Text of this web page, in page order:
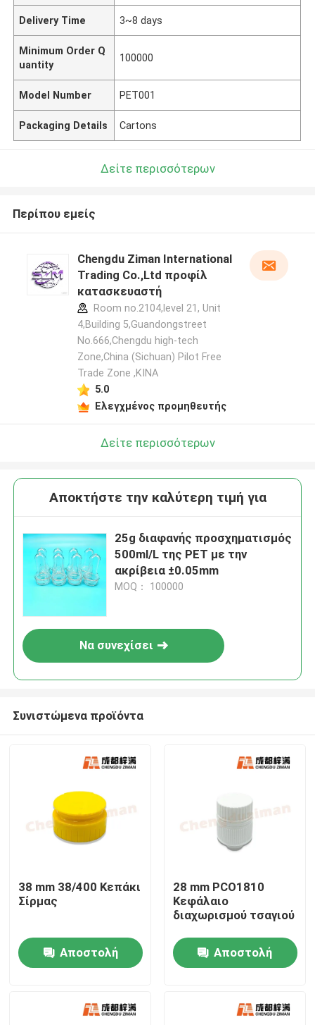
Delivery Time 3~8 days
Minimum Order Q
uantity
100000
Model Number PET001
Packaging Details Cartons
Δείτε περισσότερων
Περίπου εμείς
Chengdu Ziman International
Trading Co.,Ltd προφίλ
κατασκευαστή
Room no.2104,level 21, Unit
4,Building 5,Guandongstreet
No.666,Chengdu high-tech
Zone,China (Sichuan) Pilot Free
Trade Zone ,ΚΙΝΑ
5.0
Ελεγχμένος προμηθευτής
Δείτε περισσότερων
Αποκτήστε την καλύτερη τιμή για
25g διαφανής προσχηματισμός
500ml/L της PET με την
ακρίβεια ±0.05mm
MOQ： 100000
Να συνεχίσει
Συνιστώμενα προϊόντα
38 mm 38/400 Κεπάκι
Σίρμας
Αποστολή
28 mm PCO1810
Κεφάλαιο
διαχωρισμού τσαγιού
Αποστολή